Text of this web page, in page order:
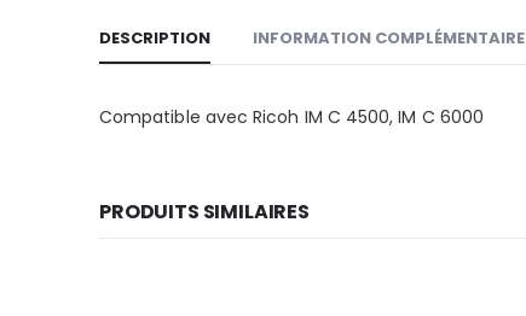
DESCRIPTION INFORMATION COMPLÉMENTAIRE
Compatible avec Ricoh IM C 4500, IM C 6000
PRODUITS SIMILAIRES